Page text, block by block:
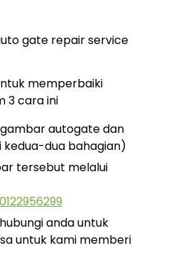
gate repair service
memperbaiki
3 cara ini
autogate dan
dua bahagian)
tersebut melalui
anda untuk
untuk kami memberi